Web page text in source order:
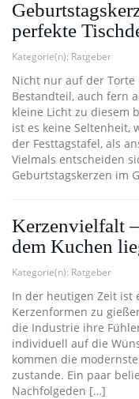
perfekte
Kategorie(n): Ratgeber
Nicht nur auf der Torte
Bestandteil, auch fern
kleine Licht zu diesem
ist es keine Seltenheit,
der Festtagstafel, als
Vielmals entscheiden
Geburtstagskerzen im
Kerzenvielfalt
dem Kuchen
Kategorie(n): Ratgeber
In der heutigen Zeit ist
Kerzenformen zu
die Industrie ihre
individuell auf die
kommen die
zustande. Ein paar
Nachfolgeden […]